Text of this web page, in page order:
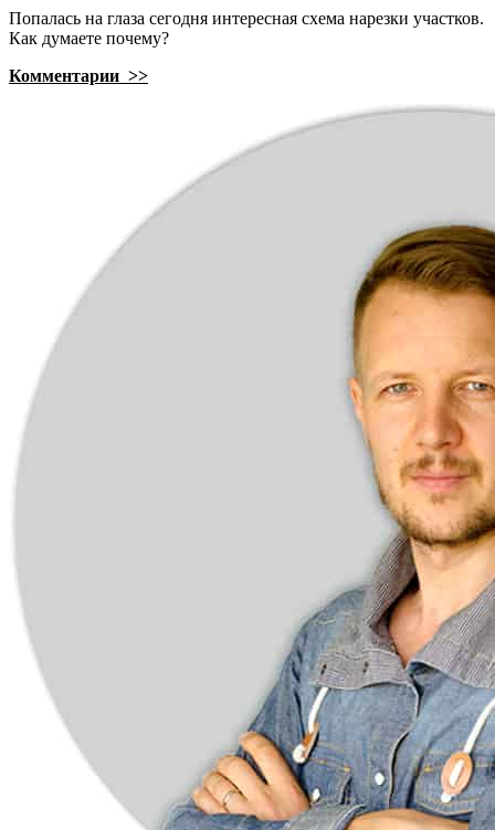
Попалась на глаза сегодня интересная схема нарезки участков.
Как думаете почему?
Комментарии >>